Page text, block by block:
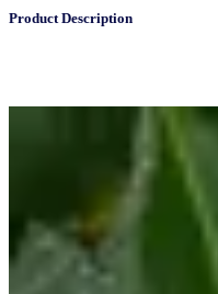
Product Description